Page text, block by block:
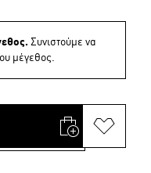
Συνιστούμε να
μέγεθος.